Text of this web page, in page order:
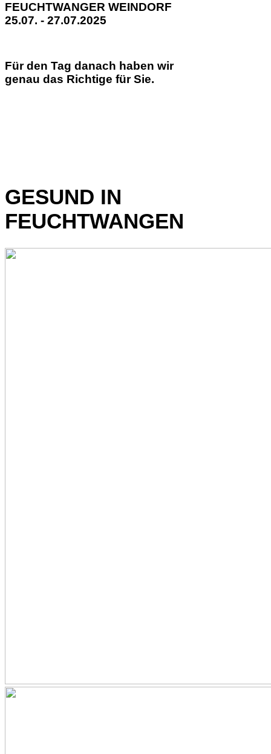
FEUCHTWANGER WEINDORF
25.07. - 27.07.2025
Für den Tag danach haben wir
genau das Richtige für Sie.
GESUND IN
FEUCHTWANGEN